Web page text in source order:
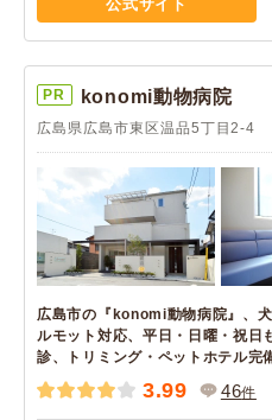
公式サイト
PR konomi動物病院
広島県広島市東区温品5丁目2-4
広島市の『konomi動物病院』、
ルモット対応、平日・日曜・祝日
診、トリミング・ペットホテル完
3.99 46件